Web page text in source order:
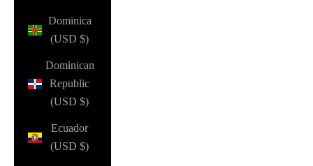
Dominica
(USD $)
Dominican
Republic
(USD $)
Ecuador
(USD $)